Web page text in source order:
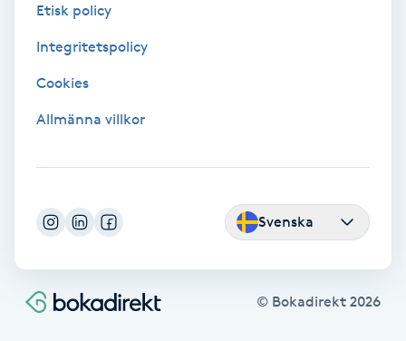
Fotsvamp
Fransar
Fransborttagning
Fransfärgning
Fransförlängning
Fransförlängning Megavolym
Etisk policy
Integritetspolicy
Cookies
Allmänna villkor
Svenska
© Bokadirekt 2026